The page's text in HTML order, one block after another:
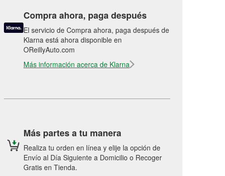
Compra ahora, paga después
El servicio de Compra ahora, paga después de
Klarna está ahora disponible en
OReillyAuto.com
Más información acerca de Klarna
Más partes a tu manera
Realiza tu orden en línea y elije la opción de
Envío al Día Siguiente a Domicilio o Recoger
Gratis en Tienda.